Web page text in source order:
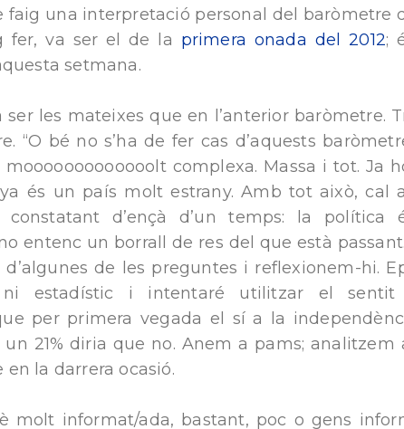
faig una interpretació personal del baròmetre
fer, va ser el de la primera onada del 2012;
setmana.
les mateixes que en l’anterior baròmetre.
“O bé no s’ha de fer cas d’aquests
complexa. Massa i tot. Ja
és un país molt estrany. Amb tot això, cal
d’ençà d’un temps: la política
entenc un borrall de res del que està
de les preguntes i reflexionem-hi.
ni estadístic i intentaré utilitzar el sentit
per primera vegada el sí a la
un 21% diria que no. Anem a pams; analitzem
la darrera ocasió.
molt informat/ada, bastant, poc o gens